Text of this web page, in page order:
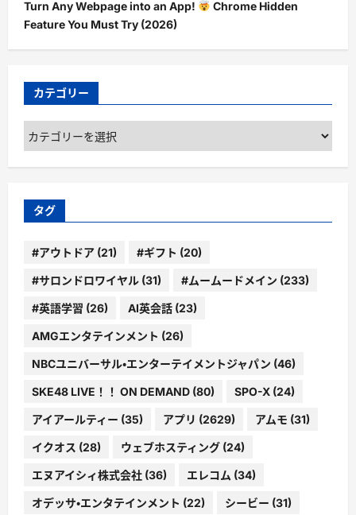
Turn Any Webpage into an App!
Chrome Hidden
Feature You Must Try (2026)
カテゴリー
カ
テ
ゴ
ー
タグ
#アウトドア (21) #ギフト (20)
#サロンドロワイヤル (31) #ムームードメイン (233)
#英語学習 (26) AI英会話 (23)
AMGエンタテインメント (26)
NBCユニバーサル・エンターテイメントジャパン (46)
SKE48 LIVE！！ ON DEMAND (80) SPO-X (24)
アイアールティー (35) アプリ (2629) アムモ (31)
イクオス (28) ウェブホスティング (24)
エヌアイシィ株式会社 (36) エレコム (34)
オデッサ・エンタテインメント (22) シービー (31)